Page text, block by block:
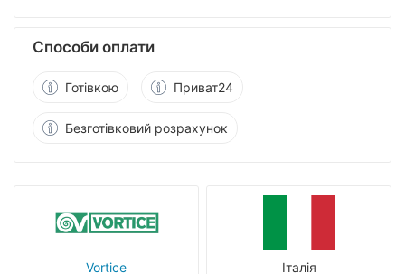
Vortice Італія
Способи оплати
Готівкою Приват24
Безготівковий розрахунок